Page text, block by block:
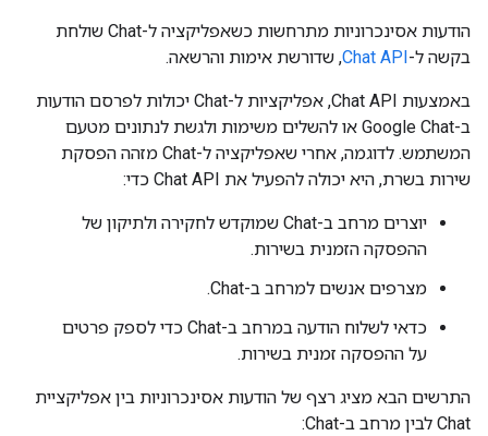
הודעות אסינכרוניות מתרחשות כשאפליקציה ל-Chat שולחת
בקשה ל-Chat API, שדורשת אימות והרשאה.
באמצעות Chat API, אפליקציות ל-Chat יכולות לפרסם הודעות
ב-Google Chat או להשלים משימות ולגשת לנתונים מטעם
המשתמש. לדוגמה, אחרי שאפליקציה ל-Chat מזהה הפסקת
שירות בשרת, היא יכולה להפעיל את Chat API כדי:
יוצרים מרחב ב-Chat שמוקדש לחקירה ולתיקון של
ההפסקה הזמנית בשירות.
מצרפים אנשים למרחב ב-Chat.
כדאי לשלוח הודעה במרחב ב-Chat כדי לספק פרטים
על ההפסקה זמנית בשירות.
התרשים הבא מציג רצף של הודעות אסינכרוניות בין אפליקציית
Chat לבין מרחב ב-Chat: